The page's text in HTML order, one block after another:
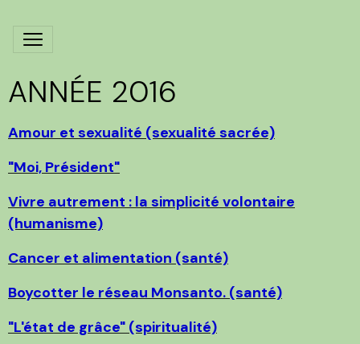
ANNÉE 2016
Amour et sexualité (sexualité sacrée)
"Moi, Président"
Vivre autrement : la simplicité volontaire
(humanisme)
Cancer et alimentation (santé)
Boycotter le réseau Monsanto. (santé)
"L'état de grâce" (spiritualité)